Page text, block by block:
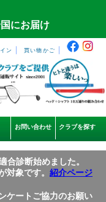
にお届け
ン 買い物かご
お問い合わせ クラブを探す
合診断始めました。
対象です。 紹介ページ
ケートご協力のお願い